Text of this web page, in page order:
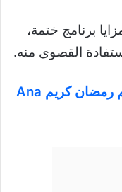
برنامج ختمة،
القصوى منه.
تحميل تطبيق أنا مسلم رمضان كريم Ana